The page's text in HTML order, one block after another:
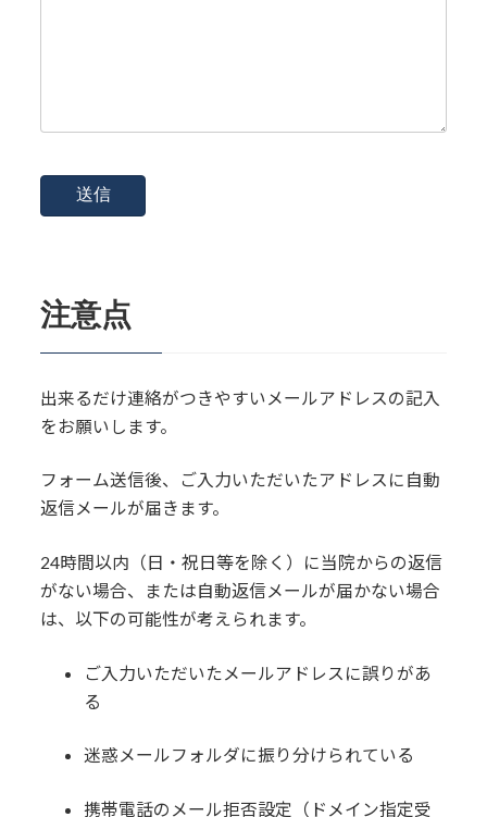
注意点
出来るだけ連絡がつきやすいメールアドレスの記入
をお願いします。
フォーム送信後、ご入力いただいたアドレスに自動
返信メールが届きます。
24時間以内（日・祝日等を除く）に当院からの返信
がない場合、または自動返信メールが届かない場合
は、以下の可能性が考えられます。
ご入力いただいたメールアドレスに誤りがあ
る
迷惑メールフォルダに振り分けられている
携帯電話のメール拒否設定（ドメイン指定受